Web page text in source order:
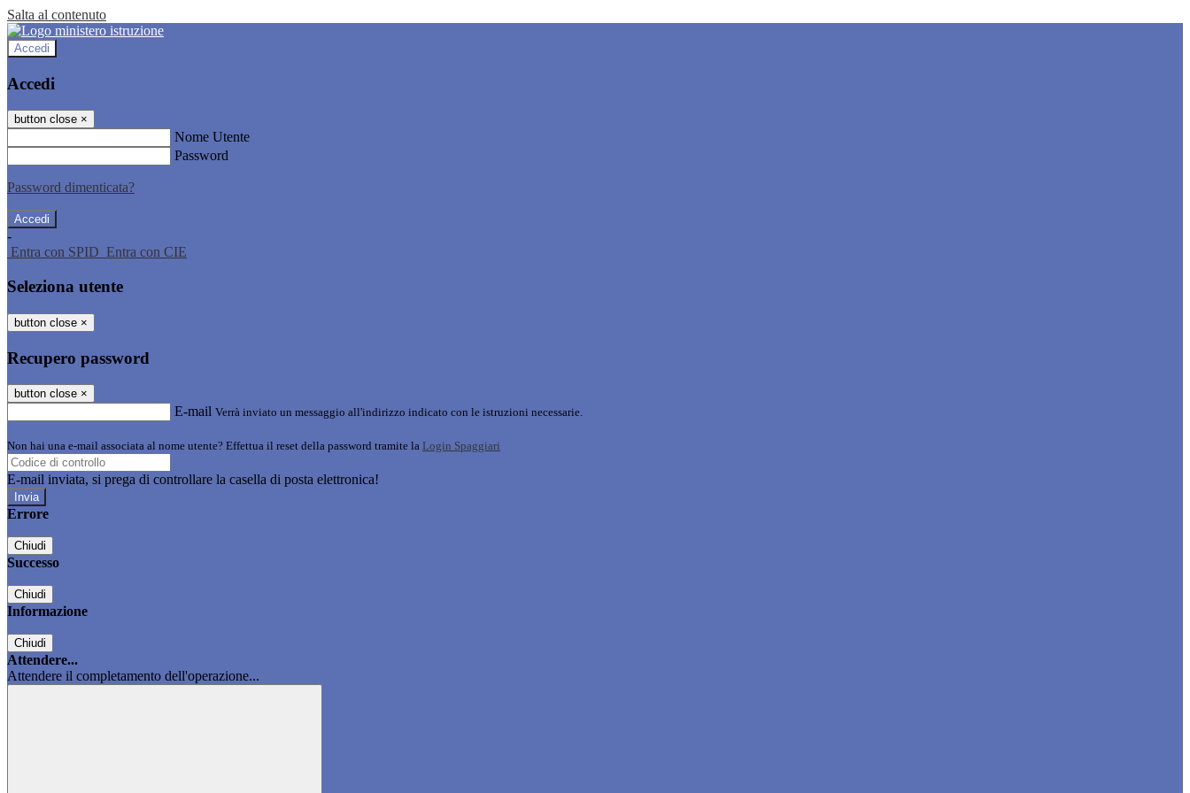
Salta al contenuto
Accedi
Accedi
button close ×
Nome Utente
Password
Password dimenticata?
-
Entra con SPID Entra con CIE
Seleziona utente
button close ×
Recupero password
button close ×
E-mail Verrà inviato un messaggio all'indirizzo indicato con le istruzioni necessarie.
Non hai una e-mail associata al nome utente? Effettua il reset della password tramite la Login Spaggiari
E-mail inviata, si prega di controllare la casella di posta elettronica!
Errore
Chiudi
Successo
Chiudi
Informazione
Chiudi
Attendere...
Attendere il completamento dell'operazione...